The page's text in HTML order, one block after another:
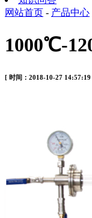
网站首页 - 产品中心
1000℃-
[ 时间：2018-10-27 14:57:19